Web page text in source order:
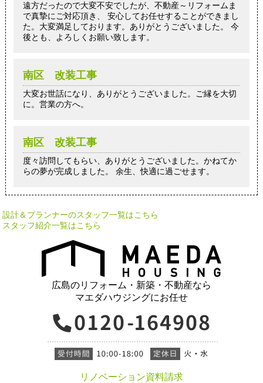
遠方だったので大変不安でしたが、不動産～リフォームま
で真摯にご対応頂き、 安心してお任せすることができまし
た。大変満足しております。ありがとうございました。 今
後とも、よろしくお願い致します。
南区 改装工事
大変お世話になり、ありがとうございました。ご縁を大切
に。営業の方へ。
南区 改装工事
度々訪問してもらい、ありがとうございました。かねてか
らの夢が完成しました。 余生、快適に過ごせます。
設計＆プランナーのスタッフ一覧はこちら
スタッフ紹介一覧はこちら
広島のリフォーム・新築・不動産なら
マエダハウジングにお任せ
リノベーション資料請求